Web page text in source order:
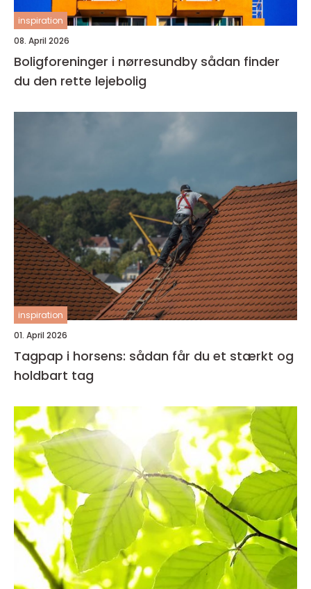
inspiration
08. April 2026
Boligforeninger i nørresundby sådan finder
du den rette lejebolig
inspiration
01. April 2026
Tagpap i horsens: sådan får du et stærkt og
holdbart tag